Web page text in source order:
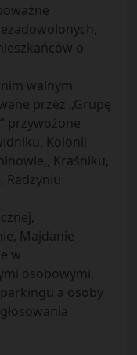
o
walnym
przez „Grupę
przywożone
Kolonii
Kraśniku,
Radzyniu
Majdanie
w
osobowymi.
a osoby